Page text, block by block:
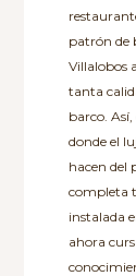
patrón de
Villalobos
tanta
barco.
donde el
hacen del
completa
instalada
ahora